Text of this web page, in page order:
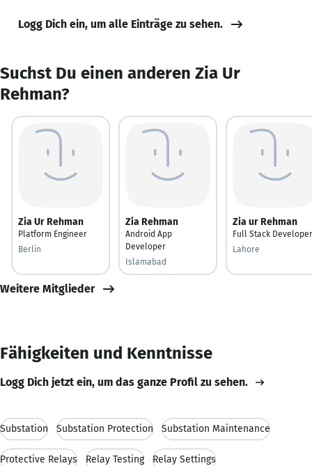
Logg Dich ein, um alle Einträge zu sehen.
Suchst Du einen anderen Zia Ur
Rehman?
Zia Ur Rehman
Platform Engineer
Berlin
Zia Rehman
Android App
Developer
Islamabad
Zia ur Rehman
Full Stack Developer
Lahore
Weitere Mitglieder
Fähigkeiten und Kenntnisse
Logg Dich jetzt ein, um das ganze Profil zu sehen.
Substation Substation Protection Substation Maintenance
Protective Relays Relay Testing Relay Settings